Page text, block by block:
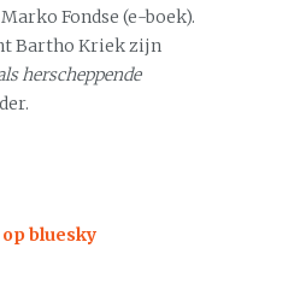
Fondse (e-boek).
Bartho Kriek zijn
herscheppende
bluesky